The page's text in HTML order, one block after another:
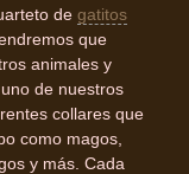
de gatitos
que
animales y
de nuestros
collares que
como magos,
y más. Cada